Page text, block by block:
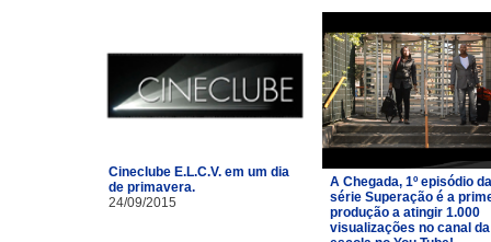
Cineclube E.L.C.V. em um dia
de primavera.
24/09/2015
A Chegada, 1º episódio
série Superação é a
produção a atingir 1.000
visualizações no canal da